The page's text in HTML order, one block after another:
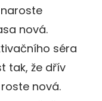
nová.
séra
tak, že dřív
nová.